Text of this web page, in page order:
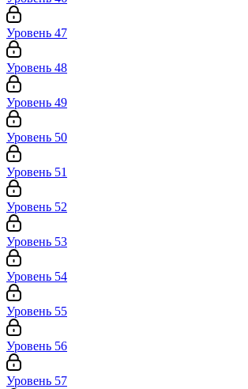
Уровень 47
Уровень 48
Уровень 49
Уровень 50
Уровень 51
Уровень 52
Уровень 53
Уровень 54
Уровень 55
Уровень 56
Уровень 57